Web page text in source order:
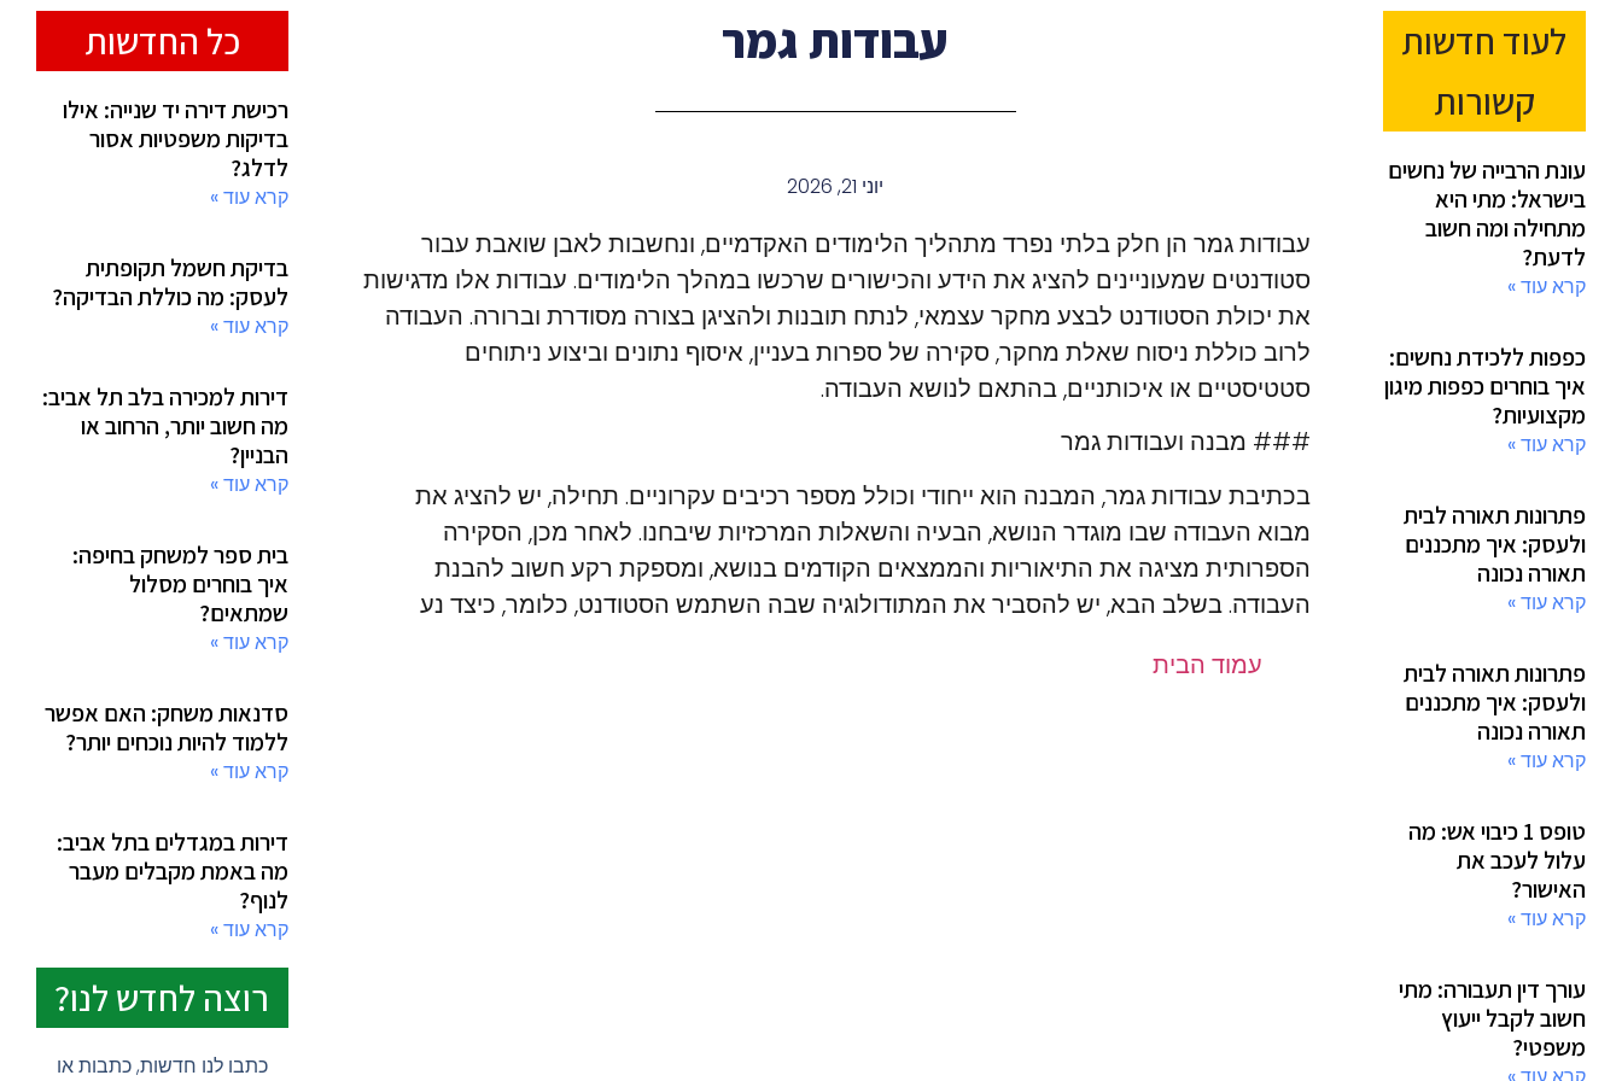
לעוד חדשות
קשורות
עונת הרבייה של נחשים
בישראל: מתי היא
מתחילה ומה חשוב
לדעת?
קרא עוד »
כפפות ללכידת נחשים:
איך בוחרים כפפות מיגון
מקצועיות?
קרא עוד »
פתרונות תאורה לבית
ולעסק: איך מתכננים
תאורה נכונה
קרא עוד »
פתרונות תאורה לבית
ולעסק: איך מתכננים
תאורה נכונה
קרא עוד »
טופס 1 כיבוי אש: מה
עלול לעכב את
האישור?
קרא עוד »
עורך דין תעבורה: מתי
חשוב לקבל ייעוץ
משפטי?
עבודות גמר
יוני 21, 2026
עבודות גמר הן חלק בלתי נפרד מתהליך הלימודים האקדמיים, ונחשבות לאבן שואבת עבור
סטודנטים שמעוניינים להציג את הידע והכישורים שרכשו במהלך הלימודים. עבודות אלו מדגישות
את יכולת הסטודנט לבצע מחקר עצמאי, לנתח תובנות ולהציגן בצורה מסודרת וברורה. העבודה
לרוב כוללת ניסוח שאלת מחקר, סקירה של ספרות בעניין, איסוף נתונים וביצוע ניתוחים
סטטיסטיים או איכותניים, בהתאם לנושא העבודה.
### מבנה ועבודות גמר
בכתיבת עבודות גמר, המבנה הוא ייחודי וכולל מספר רכיבים עקרוניים. תחילה, יש להציג את
מבוא העבודה שבו מוגדר הנושא, הבעיה והשאלות המרכזיות שיבחנו. לאחר מכן, הסקירה
הספרותית מציגה את התיאוריות והממצאים הקודמים בנושא, ומספקת רקע חשוב להבנת
העבודה. בשלב הבא, יש להסביר את המתודולוגיה שבה השתמש הסטודנט, כלומר, כיצד נע
עמוד הבית
כל החדשות
רכישת דירה יד שנייה: אילו
בדיקות משפטיות אסור
לדלג?
קרא עוד »
בדיקת חשמל תקופתית
לעסק: מה כוללת הבדיקה?
קרא עוד »
דירות למכירה בלב תל אביב:
מה חשוב יותר, הרחוב או
הבניין?
קרא עוד »
בית ספר למשחק בחיפה:
איך בוחרים מסלול
שמתאים?
קרא עוד »
סדנאות משחק: האם אפשר
ללמוד להיות נוכחים יותר?
קרא עוד »
דירות במגדלים בתל אביב:
מה באמת מקבלים מעבר
לנוף?
קרא עוד »
רוצה לחדש לנו?
כתבו לנו חדשות, כתבות או